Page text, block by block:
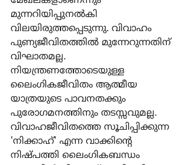
മുന്നറിയിപ്പുനല്‍കി
വിലയിരുത്തപ്പെടുന്നു. വിവാഹം
പുണ്യജീവിതത്തില്‍ മുന്നേറുന്നതിന്
വിഘാതമല്ല.
നിയന്ത്രണത്തോടെയുള്ള
ലൈംഗികജീവിതം ആത്മീയ
യാത്രയുടെ പാവനതക്കും
പുരോഗമനത്തിനും തടസ്സവുമല്ല.
വിവാഹജീവിതത്തെ സൂചിപ്പിക്കുന്ന
'നിക്കാഹ്' എന്ന വാക്കിന്‍റെ
നിഷ്പത്തി ലൈംഗികബന്ധം